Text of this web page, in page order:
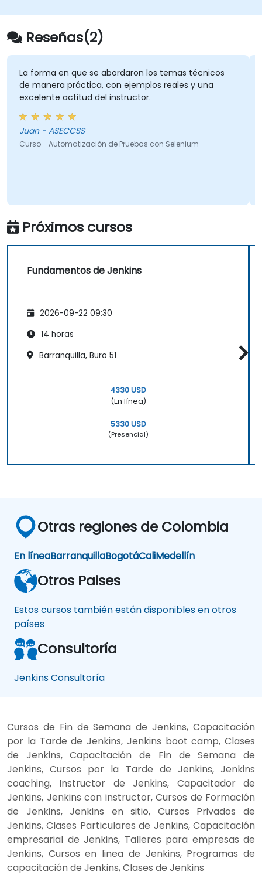
el empaquetado de una aplicación de
software.
Responder rápidamente a notificaciones
e informes cuando surgen problemas.
Instalar plugins adicionales para extender
las funcionalidades de Jenkins.
Reseñas(2)
La forma en que se abordaron los temas técnicos
de manera práctica, con ejemplos reales y una
excelente actitud del instructor.
Juan - ASECCSS
Curso - Automatización de Pruebas con Selenium
Próximos cursos
Fundamentos de Jenkins
2026-09-22 09:30
14 horas
Barranquilla, Buro 51
4330 USD
(En línea)
5330 USD
(Presencial)
Otras regiones de Colombia
En líneaBarranquillaBogotáCaliMedellín
Otros Paises
Estos cursos también están disponibles en otros
países
Consultoría
Jenkins Consultoría
Cursos de Fin de Semana de Jenkins, Capacitación
por la Tarde de Jenkins, Jenkins boot camp, Clases
de Jenkins, Capacitación de Fin de Semana de
Jenkins, Cursos por la Tarde de Jenkins, Jenkins
coaching, Instructor de Jenkins, Capacitador de
Jenkins, Jenkins con instructor, Cursos de Formación
de Jenkins, Jenkins en sitio, Cursos Privados de
Jenkins, Clases Particulares de Jenkins, Capacitación
empresarial de Jenkins, Talleres para empresas de
Jenkins, Cursos en linea de Jenkins, Programas de
capacitación de Jenkins, Clases de Jenkins